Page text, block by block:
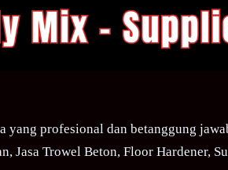
profesional dan betanggung
Jasa Trowel Beton, Floor Hardener,